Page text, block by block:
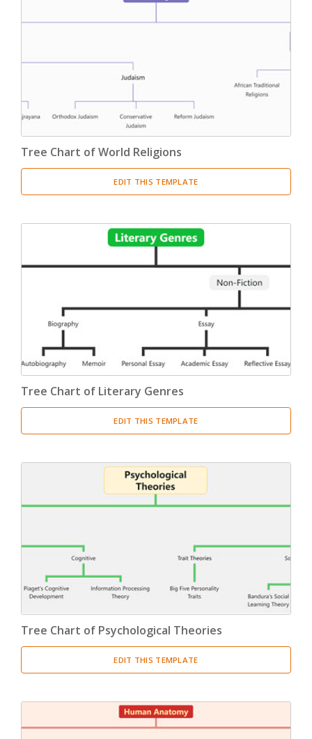
Tree Chart of World Religions
EDIT THIS TEMPLATE
Tree Chart of Literary Genres
EDIT THIS TEMPLATE
Tree Chart of Psychological Theories
EDIT THIS TEMPLATE